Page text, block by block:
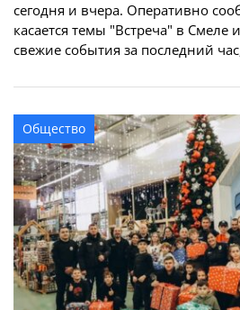
сегодня и вчера. Оперативно
касается темы "Встреча" в
свежие события за последний
Общество